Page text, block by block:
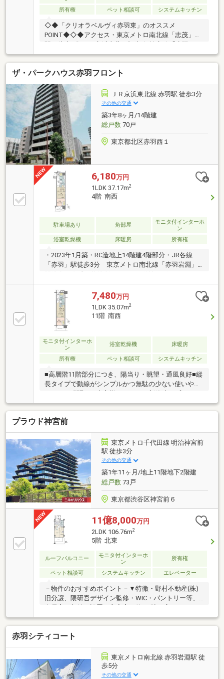
所有権 ペット相談可 システムキッチン
◇◆「クリオラベルヴィ赤羽東」のオススメ
POINT◆◇◆アクセス・東京メトロ南北線「志茂」
駅 徒歩1分・JR京浜東北・根岸線/埼京線「赤羽」
駅 徒歩16分 他◆2019年2月築、総戸数59戸。◆階下
への足音や生活音を気にせず過ごせる1階住戸。◆LDK
と洋室は、シチュエーションに合わせて一体利用可
能。◆WIC＆SIC付き。住空間を広々お使いいただけま
す。◆オートロック・24時間ゴミ出し可・宅配ボック
スなど共用設備が充実。◆ペット飼育可能(規約制限
有)。◆買い物施設や商店街が徒歩10分圏内に揃う、
利便性の良さも魅力。◆周辺環境・ローソン志茂三丁
目店／徒歩1分(約70ｍ)
ザ・パークハウス赤羽フロント
ＪＲ京浜東北線 赤羽駅 徒歩3分
その他の交通
築3年8ヶ月/14階建
総戸数70戸
東京都北区赤羽西１
6,180万円
1LDK 37.17m2
4階 南西
駐車場あり 角部屋
モニタ付インターホ
ン
浴室乾燥機
床暖房 所有権
・2023年1月築・RC造地上14階建4階部分・JR各線
「赤羽」駅徒歩3分 東京メトロ南北線「赤羽岩淵」
駅徒歩11分【三菱地所レジデンス分譲 ザ・パークハ
ウスシリーズ】・南西向き角部屋・ガス温水式床暖房
（リビングダイニング部分）・ミストサウナ機能付き
浴室暖房乾燥機・約0.5帖のSIC・鍵を取り出さずにオ
ートロック・玄関扉の解錠が可能なMIWAラクセスキ
ー・IoT対応でエアコン・床暖房・給湯機能をスマホ
で操作可能・不在時に便利な宅配ボックス・24時間
365日ゴミ出し可能・軽作業や読書などに便利なラウ
ンジ（コンセント有）・ペット飼育可能（細則有）、
ペット足洗い場
7,480万円
1LDK 35.07m2
11階 南西
モニタ付インターホ
ン
浴室乾燥機 床暖房
所有権 ペット相談可 システムキッチン
■高層階11階部分につき、陽当り・眺望・通風良好■縦
長タイプで動線がシンプルかつ無駄の少ない使いやす
い1LDKの間取り■売主様こだわりの新築時オプション
多数有 ・エコカラット新設：リビングダイニング
（ベージュ）、洋室（グレー） ・ピクチャーレール
新設：リビングダイニング、洋室 ・ダウンライト増
設：キッチンカウンター前、洋室 ・アクセントタイ
ル新設：洗面台ミラー下（ブラック） ・手すり新
設：浴室■収納豊富な間取り ・約0.6帖のシューズイ
ンクローゼット ・洋室部分大型クローゼット ・キ
ッチン、洗濯機上、トイレ部分吊戸棚 ・リネン庫
等■室内大変綺麗にお使いです
プラウド神宮前
東京メトロ千代田線 明治神宮前
駅 徒歩3分
その他の交通
築1年11ヶ月/地上11階地下2階建
総戸数73戸
東京都渋谷区神宮前６
11億8,000万円
2LDK 106.76m2
5階 北東
ルーフバルコニー
モニタ付インターホ
ン
所有権
ペット相談可 システムキッチン エレベーター
－物件のおすすめポイント－▼特徴・野村不動産(株)
旧分譲、隈研吾デザイン監修・WIC・パントリー等、
全居室に収納を設置・主寝室は約9.1帖の広さ・トラン
クルーム(約3.18平米)・サイクルトランクルーム(約
3.20平米)有・ゲストルーム等の共用施設有(一部有
料)・コンシェルジュサービス有・大型犬飼育可能(3階
以上／細則有)▼設備・2ボウル洗面台・トイレ2ヶ所※
プライベートロッカー約1.29平米は専有面積に含む※別
途、専用駐車場使用料、月額71000円要■ ご希望の住
まい探しをお手伝いします ━━━━━・・・物件の詳
赤羽シティコート
東京メトロ南北線 赤羽岩淵駅 徒
歩5分
その他の交通